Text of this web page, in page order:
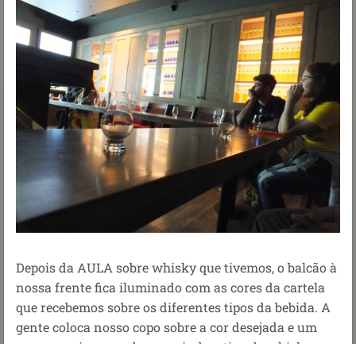
Depois da AULA sobre whisky que tivemos, o balcão à
nossa frente fica iluminado com as cores da cartela
que recebemos sobre os diferentes tipos da bebida. A
gente coloca nosso copo sobre a cor desejada e um